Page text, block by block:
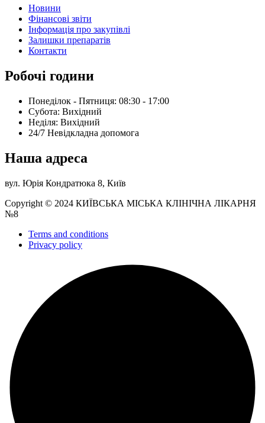
Новини
Фінансові звіти
Інформація про закупівлі
Залишки препаратів
Контакти
Робочі години
Понеділок - Пятниця: 08:30 - 17:00
Субота: Вихідний
Нeділя: Вихідний
24/7 Невідкладна допомога
Наша адреса
вул. Юрія Кондратюка 8, Київ
Copyright © 2024 КИЇВСЬКА МІСЬКА КЛІНІЧНА ЛІКАРНЯ
№8
Terms and conditions
Privacy policy